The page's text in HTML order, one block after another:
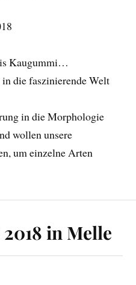
Kaugummi…
die faszinierende Welt
in die Morphologie
wollen unsere
um einzelne Arten
in Melle